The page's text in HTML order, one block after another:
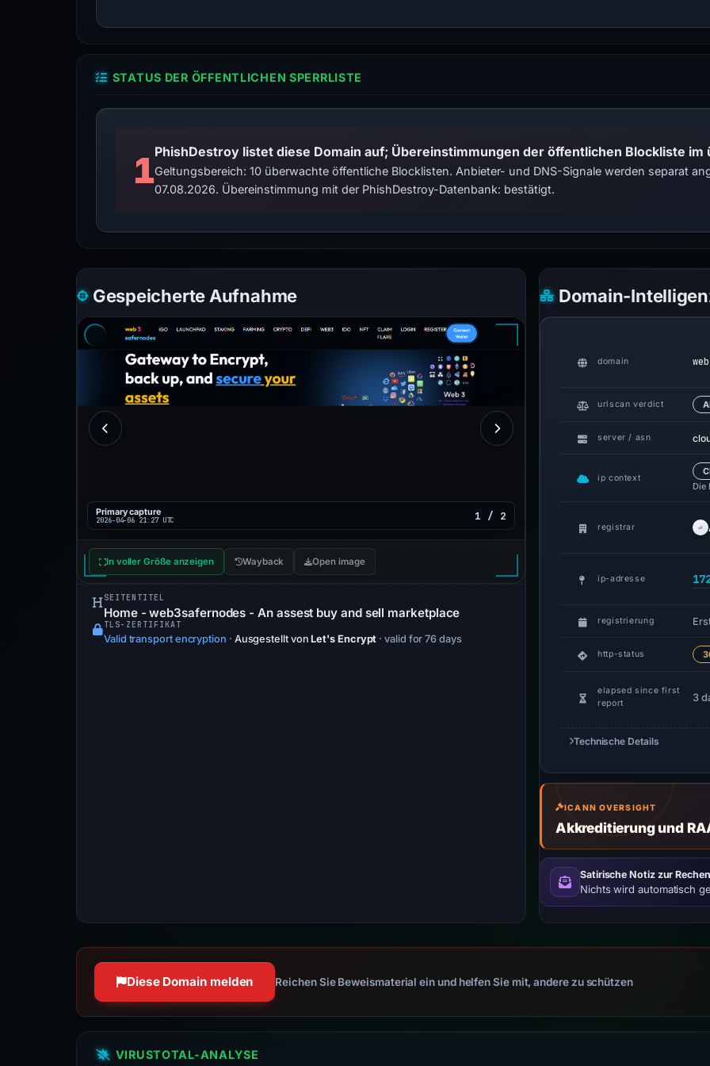
STATUS DER ÖFFENTLICHEN SPERRLISTE
1PhishDestroy listet diese Domain auf; Übereinstimmungen der öffentlichen Blockliste im
Geltungsbereich: 10 überwachte öffentliche Blocklisten. Anbieter- und DNS-Signale werden separat
07.08.2026. Übereinstimmung mit der PhishDestroy-Datenbank: bestätigt.
Gespeicherte Aufnahme
Primary capture
2026-04-06 21:27 UTC 1 / 2
In voller Größe anzeigen Wayback Open image
SEITENTITEL
Home - web3safernodes - An assest buy and sell marketplace
TLS-ZERTIFIKAT
Valid transport encryption · Ausgestellt vonLet's Encrypt · valid for 76 days
Domain-
domain
urlscan verdict
server / asn
ip context
Die
registrar
ip-adresse
registrierung
http-status
elapsed since first
report
3
Technische Details
ICANN OVERSIGHT
Akkreditierung und
Satirische Notiz zur
Nichts wird automatisch
Diese Domain melden Reichen Sie Beweismaterial ein und helfen Sie mit, andere zu schützen
VIRUSTOTAL-ANALYSE